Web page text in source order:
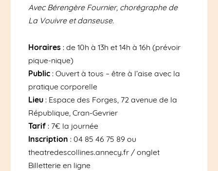
Avec Bérengère Fournier, chorégraphe de
La Vouivre et danseuse.
Horaires: de 10h à 13h et 14h à 16h (prévoir
pique-nique)
Public: Ouvert à tous – être à l’aise avec la
pratique corporelle
Lieu: Espace des Forges, 72 avenue de la
République, Cran-Gevrier
Tarif: 7€ la journée
Inscription : 04 85 46 75 89 ou
theatredescollines.annecy.fr / onglet
Billetterie en ligne